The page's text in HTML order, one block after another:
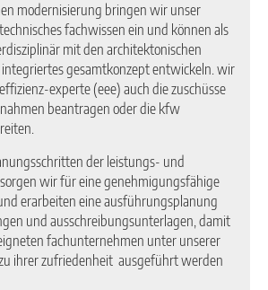
modernisierung bringen wir unser
fachwissen ein und können als
mit den architektonischen
gesamtkonzept entwickeln. wir
experte (eee) auch die zuschüsse
beantragen oder die kfw
der leistungs- und
wir für eine genehmigungsfähige
erarbeiten eine ausführungsplanung
und ausschreibungsunterlagen, damit
fachunternehmen unter unserer
ihrer zufriedenheit ausgeführt werden